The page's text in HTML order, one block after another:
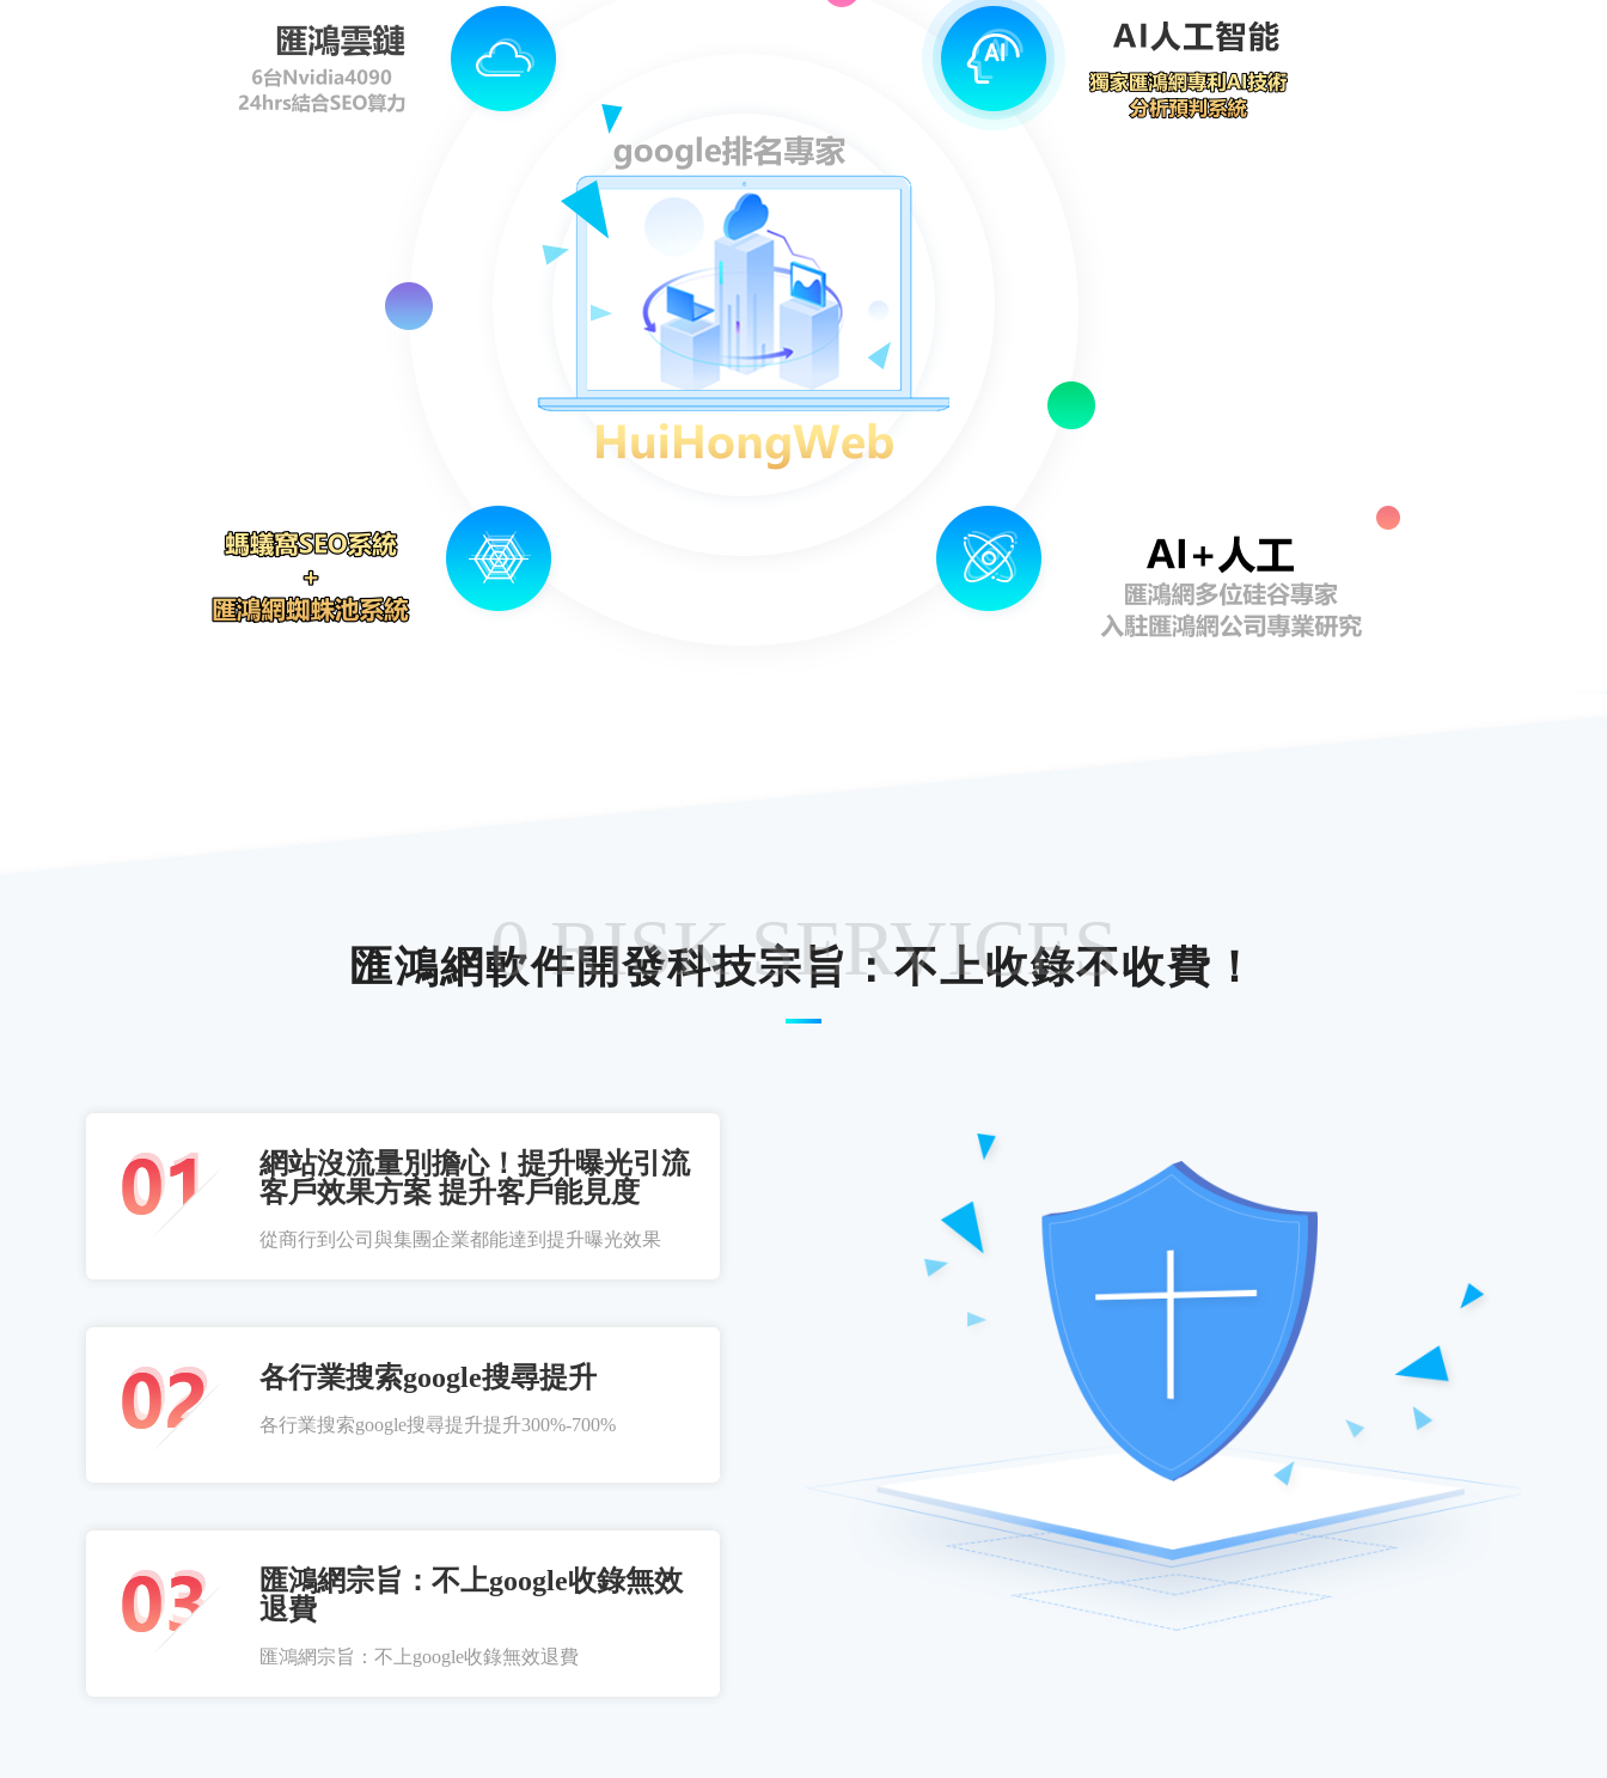
0 RISK SERVICES
匯鴻網軟件開發科技宗旨：不上收錄不收費！
網站沒流量別擔心！提升曝光引流
客戶效果方案 提升客戶能見度
從商行到公司與集團企業都能達到提升曝光效果
各行業搜索google搜尋提升
各行業搜索google搜尋提升提升300%-700%
匯鴻網宗旨：不上google收錄無效
退費
匯鴻網宗旨：不上google收錄無效退費